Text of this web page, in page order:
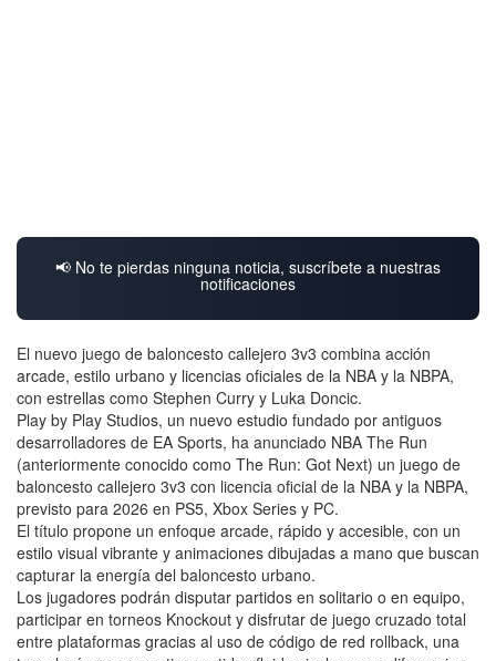
📢 No te pierdas ninguna noticia, suscríbete a nuestras
notificaciones
El nuevo juego de baloncesto callejero 3v3 combina acción
arcade, estilo urbano y licencias oficiales de la NBA y la NBPA,
con estrellas como Stephen Curry y Luka Doncic.
Play by Play Studios, un nuevo estudio fundado por antiguos
desarrolladores de EA Sports, ha anunciado NBA The Run
(anteriormente conocido como The Run: Got Next) un juego de
baloncesto callejero 3v3 con licencia oficial de la NBA y la NBPA,
previsto para 2026 en PS5, Xbox Series y PC.
El título propone un enfoque arcade, rápido y accesible, con un
estilo visual vibrante y animaciones dibujadas a mano que buscan
capturar la energía del baloncesto urbano.
Los jugadores podrán disputar partidos en solitario o en equipo,
participar en torneos Knockout y disfrutar de juego cruzado total
entre plataformas gracias al uso de código de red rollback, una